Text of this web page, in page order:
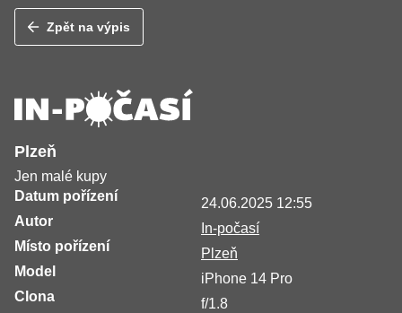
Zpět na výpis
Plzeň
Jen malé kupy
Datum pořízení
24.06.2025 12:55
Autor
In-počasí
Místo pořízení
Plzeň
Model
iPhone 14 Pro
Clona
f/1.8